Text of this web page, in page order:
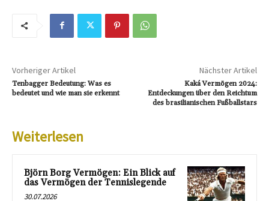
Vorheriger Artikel
Tenbagger Bedeutung: Was es
bedeutet und wie man sie erkennt
Nächster Artikel
Kaká Vermögen 2024:
Entdeckungen über den Reichtum
des brasilianischen Fußballstars
Weiterlesen
Björn Borg Vermögen: Ein Blick auf
das Vermögen der Tennislegende
30.07.2026